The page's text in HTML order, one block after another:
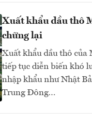
Xuất khẩu dầu thô
chững lại
Xuất khẩu dầu thô của
tiếp tục diễn biến khó
nhập khẩu như Nhật
Trung Đông...